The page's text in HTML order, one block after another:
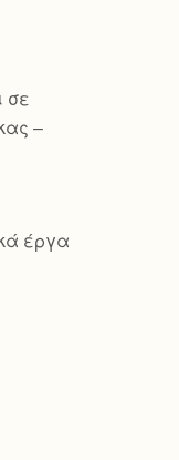
σε
–
έργα